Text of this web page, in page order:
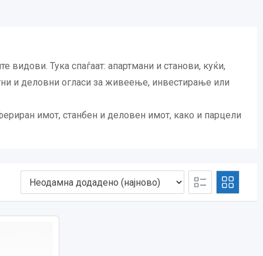
видови. Тука спаѓаат: апартмани и станови, куќи,
и деловни огласи за живеење, инвестирање или
имот, станбен и деловен имот, како и парцели